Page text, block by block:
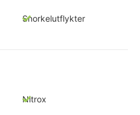
Snorkelutflykter
Nitrox